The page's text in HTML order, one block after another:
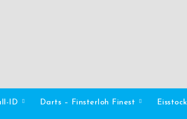
ID Darts – Finsterloh Finest Eisstock